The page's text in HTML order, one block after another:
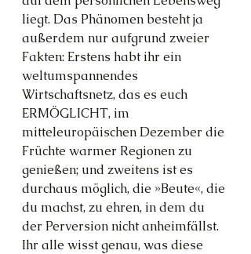
liegt. Das Phänomen besteht ja
außerdem nur aufgrund zweier
Fakten: Erstens habt ihr ein
weltumspannendes
Wirtschaftsnetz, das es euch
ERMÖGLICHT, im
mitteleuropäischen Dezember die
Früchte warmer Regionen zu
genießen; und zweitens ist es
durchaus möglich, die »Beute«, die
du machst, zu ehren, in dem du
der Perversion nicht anheimfällst.
Ihr alle wisst genau, was diese